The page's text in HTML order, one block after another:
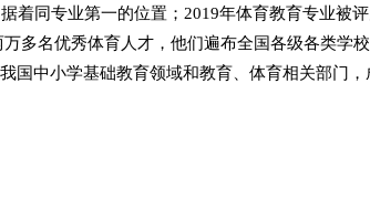
着同专业第一的位置； 2019年体育教育专业被
多名优秀体育人才，他们遍布全国各级各类学
国中小学基础教育领域和教育、体育相关部门